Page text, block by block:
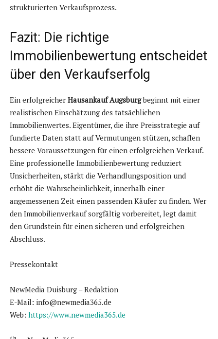
strukturierten Verkaufsprozess.
Fazit: Die richtige
Immobilienbewertung entscheidet
über den Verkaufserfolg
Ein erfolgreicher Hausankauf Augsburgbeginnt mit einer
realistischen Einschätzung des tatsächlichen
Immobilienwertes. Eigentümer, die ihre Preisstrategie auf
fundierte Daten statt auf Vermutungen stützen, schaffen
bessere Voraussetzungen für einen erfolgreichen Verkauf.
Eine professionelle Immobilienbewertung reduziert
Unsicherheiten, stärkt die Verhandlungsposition und
erhöht die Wahrscheinlichkeit, innerhalb einer
angemessenen Zeit einen passenden Käufer zu finden. Wer
den Immobilienverkauf sorgfältig vorbereitet, legt damit
den Grundstein für einen sicheren und erfolgreichen
Abschluss.
Pressekontakt
NewMedia Duisburg – Redaktion
E-Mail: info@newmedia365.de
Web: https://www.newmedia365.de